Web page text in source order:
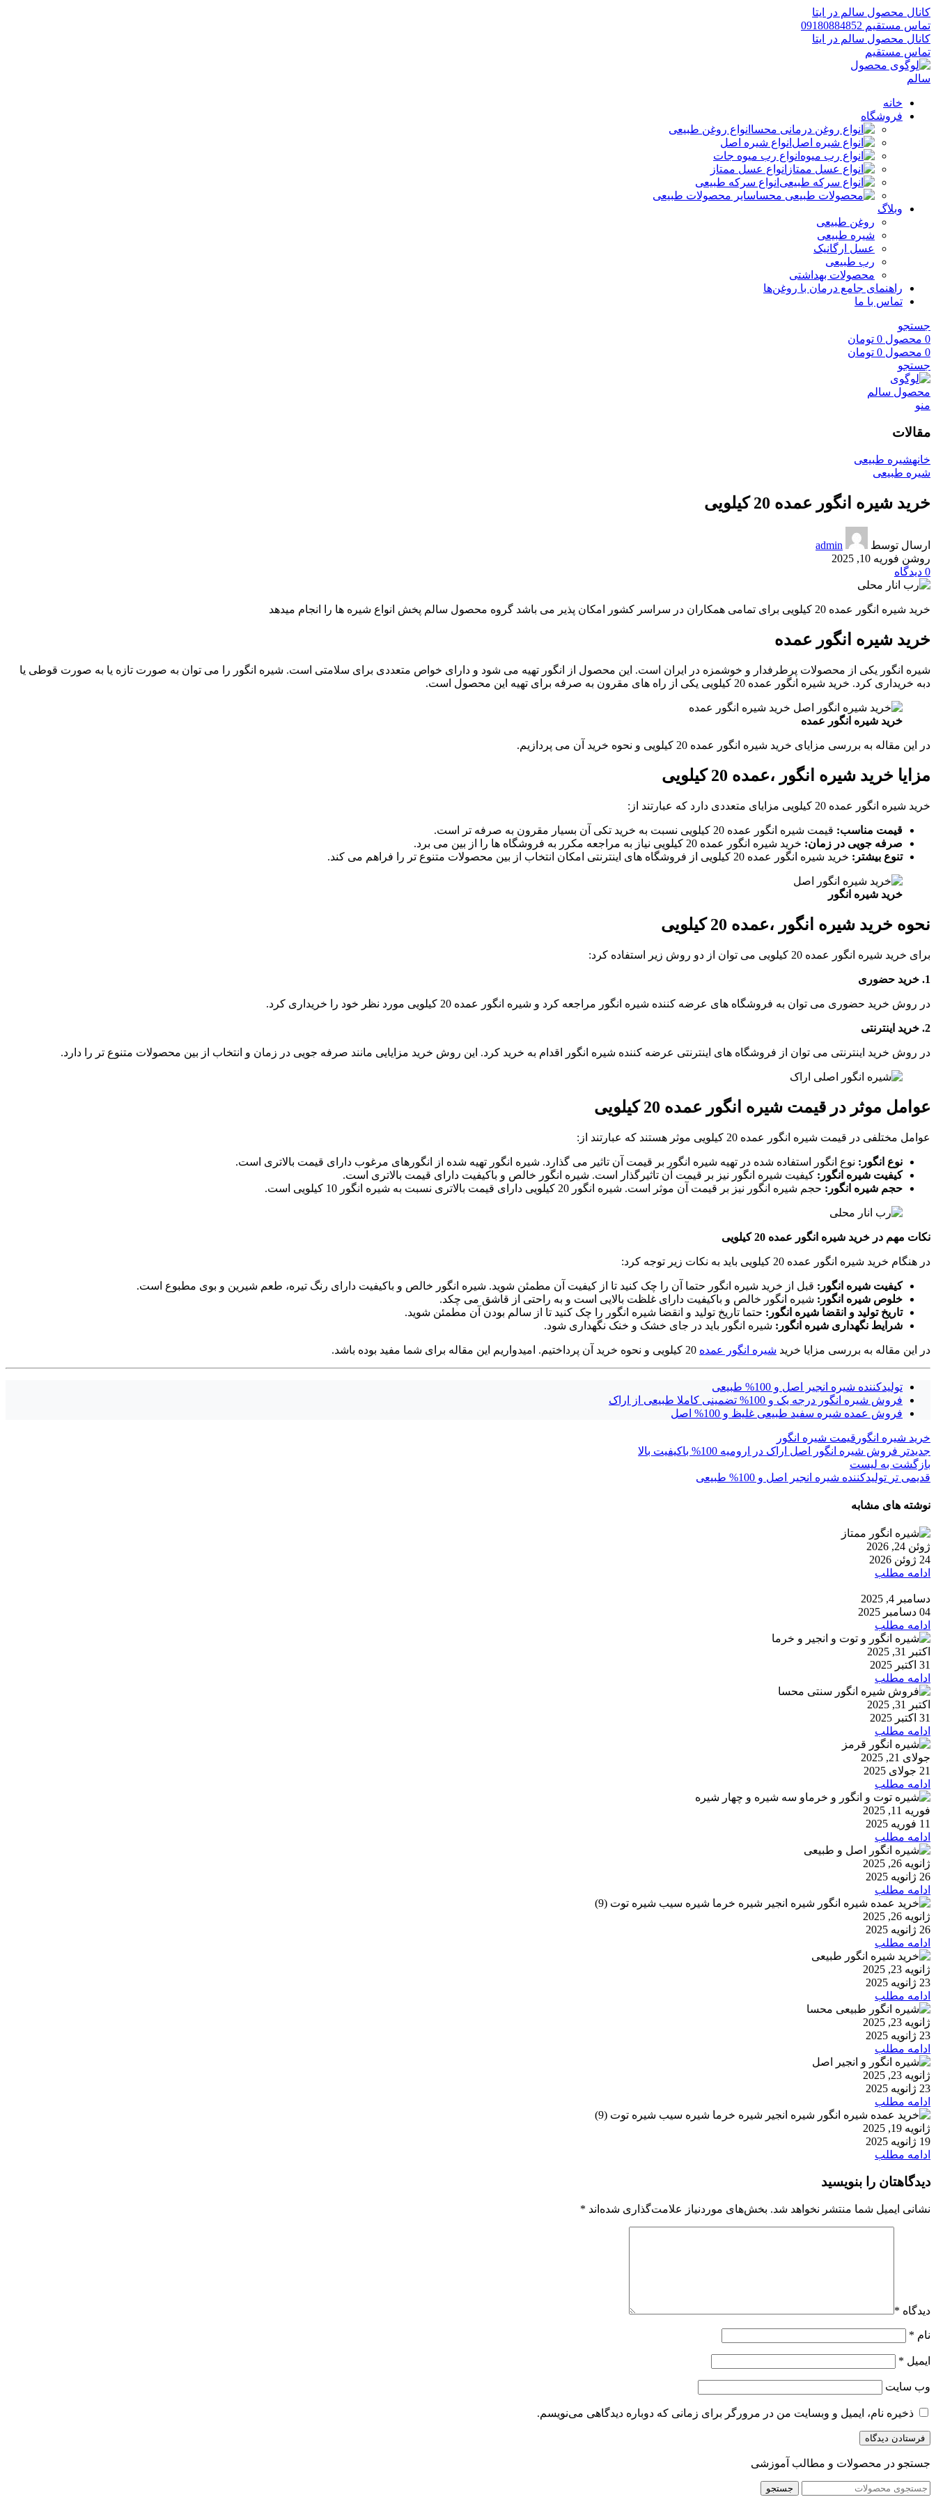
کانال محصول سالم در ایتا
تماس مستقیم 09180884852
کانال محصول سالم در ایتا
تماس مستقیم
خانه
فروشگاه
انواع روغن طبیعی
انواع شیره اصل
انواع رب میوه جات
انواع عسل ممتاز
انواع سرکه طبیعی
سایر محصولات طبیعی
وبلاگ
روغن طبیعی
شیره طبیعی
عسل ارگانیک
رب طبیعی
محصولات بهداشتی
راهنمای جامع درمان با روغن‌ها
تماس با ما
جستجو
0 محصول 0 تومان
0 محصول 0 تومان
جستجو
منو
مقالات
خانهشیره طبیعی
شیره طبیعی
خرید شیره انگور عمده 20 کیلویی
ارسال توسط
admin
روشن فوریه 10, 2025
0 دیدگاه
خرید شیره انگور عمده 20 کیلویی برای تمامی همکاران در سراسر کشور امکان پذیر می باشد گروه محصول سالم پخش انواع شیره ها را انجام میدهد
خرید شیره انگور عمده
شیره انگور یکی از محصولات پرطرفدار و خوشمزه در ایران است. این محصول از انگور تهیه می شود و دارای خواص متعددی برای سلامتی است. شیره انگور را می توان به صورت تازه یا به صورت قوطی یا
دبه خریداری کرد. خرید شیره انگور عمده 20 کیلویی یکی از راه های مقرون به صرفه برای تهیه این محصول است.
خرید شیره انگور عمده
در این مقاله به بررسی مزایای خرید شیره انگور عمده 20 کیلویی و نحوه خرید آن می پردازیم.
مزایا خرید شیره انگور ،عمده 20 کیلویی
خرید شیره انگور عمده 20 کیلویی مزایای متعددی دارد که عبارتند از:
قیمت مناسب: قیمت شیره انگور عمده 20 کیلویی نسبت به خرید تکی آن بسیار مقرون به صرفه تر است.
صرفه جویی در زمان: خرید شیره انگور عمده 20 کیلویی نیاز به مراجعه مکرر به فروشگاه ها را از بین می برد.
تنوع بیشتر: خرید شیره انگور عمده 20 کیلویی از فروشگاه های اینترنتی امکان انتخاب از بین محصولات متنوع تر را فراهم می کند.
خرید شیره انگور
نحوه خرید شیره انگور ،عمده 20 کیلویی
برای خرید شیره انگور عمده 20 کیلویی می توان از دو روش زیر استفاده کرد:
1. خرید حضوری
در روش خرید حضوری می توان به فروشگاه های عرضه کننده شیره انگور مراجعه کرد و شیره انگور عمده 20 کیلویی مورد نظر خود را خریداری کرد.
2. خرید اینترنتی
در روش خرید اینترنتی می توان از فروشگاه های اینترنتی عرضه کننده شیره انگور اقدام به خرید کرد. این روش خرید مزایایی مانند صرفه جویی در زمان و انتخاب از بین محصولات متنوع تر را دارد.
عوامل موثر در قیمت شیره انگور عمده 20 کیلویی
عوامل مختلفی در قیمت شیره انگور عمده 20 کیلویی موثر هستند که عبارتند از:
نوع انگور: نوع انگور استفاده شده در تهیه شیره انگور بر قیمت آن تاثیر می گذارد. شیره انگور تهیه شده از انگورهای مرغوب دارای قیمت بالاتری است.
کیفیت شیره انگور: کیفیت شیره انگور نیز بر قیمت آن تاثیرگذار است. شیره انگور خالص و باکیفیت دارای قیمت بالاتری است.
حجم شیره انگور: حجم شیره انگور نیز بر قیمت آن موثر است. شیره انگور 20 کیلویی دارای قیمت بالاتری نسبت به شیره انگور 10 کیلویی است.
نکات مهم در خرید شیره انگور عمده 20 کیلویی
در هنگام خرید شیره انگور عمده 20 کیلویی باید به نکات زیر توجه کرد:
کیفیت شیره انگور: قبل از خرید شیره انگور حتما آن را چک کنید تا از کیفیت آن مطمئن شوید. شیره انگور خالص و باکیفیت دارای رنگ تیره، طعم شیرین و بوی مطبوع است.
خلوص شیره انگور: شیره انگور خالص و باکیفیت دارای غلظت بالایی است و به راحتی از قاشق می چکد.
تاریخ تولید و انقضا شیره انگور: حتما تاریخ تولید و انقضا شیره انگور را چک کنید تا از سالم بودن آن مطمئن شوید.
شرایط نگهداری شیره انگور: شیره انگور باید در جای خشک و خنک نگهداری شود.
در این مقاله به بررسی مزایا خرید شیره انگور عمده
تولیدکننده شیره انجیر اصل و 100% طبیعی
فروش شیره انگور درجه یک و 100% تضمینی کاملا طبیعی از اراک
فروش عمده شیره سفید طبیعی غلیظ و 100% اصل
خرید شیره انگور قیمت شیره انگور
جدیدتر فروش شیره انگور اصل اراک در ارومیه 100% باکیفیت بالا
بازگشت به لیست
قدیمی تر تولیدکننده شیره انجیر اصل و 100% طبیعی
نوشته های مشابه
ژوئن 24, 2026
24 ژوئن 2026
ادامه مطلب
دسامبر 4, 2025
04 دسامبر 2025
ادامه مطلب
اکتبر 31, 2025
31 اکتبر 2025
ادامه مطلب
اکتبر 31, 2025
31 اکتبر 2025
ادامه مطلب
جولای 21, 2025
21 جولای 2025
ادامه مطلب
فوریه 11, 2025
11 فوریه 2025
ادامه مطلب
ژانویه 26, 2025
26 ژانویه 2025
ادامه مطلب
ژانویه 26, 2025
26 ژانویه 2025
ادامه مطلب
ژانویه 23, 2025
23 ژانویه 2025
ادامه مطلب
ژانویه 23, 2025
23 ژانویه 2025
ادامه مطلب
ژانویه 23, 2025
23 ژانویه 2025
ادامه مطلب
ژانویه 19, 2025
19 ژانویه 2025
ادامه مطلب
دیدگاهتان را بنویسید
نشانی ایمیل شما منتشر نخواهد شد. بخش‌های موردنیاز علامت‌گذاری شده‌اند *
دیدگاه *
نام *
ایمیل *
وب‌ سایت
ذخیره نام، ایمیل و وبسایت من در مرورگر برای زمانی که دوباره دیدگاهی می‌نویسم.
جستجو در محصولات و مطالب آموزشی
جستجو